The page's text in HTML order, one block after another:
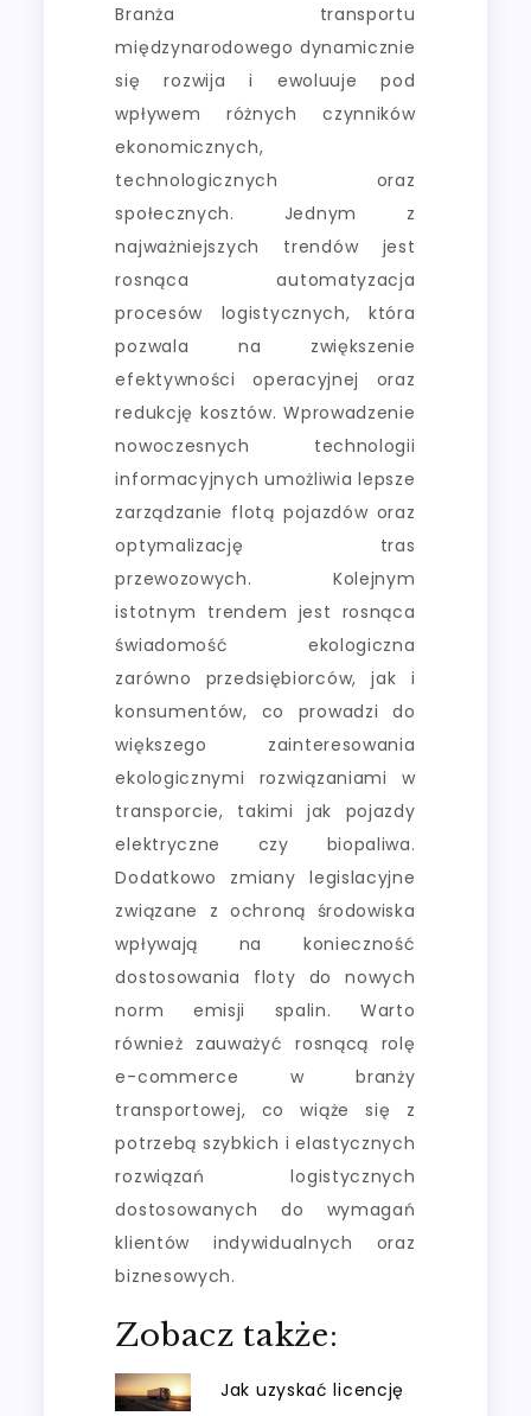
Branża transportu
międzynarodowego dynamicznie
się rozwija i ewoluuje pod
wpływem różnych czynników
ekonomicznych,
technologicznych oraz
społecznych. Jednym z
najważniejszych trendów jest
rosnąca automatyzacja
procesów logistycznych, która
pozwala na zwiększenie
efektywności operacyjnej oraz
redukcję kosztów. Wprowadzenie
nowoczesnych technologii
informacyjnych umożliwia lepsze
zarządzanie flotą pojazdów oraz
optymalizację tras
przewozowych. Kolejnym
istotnym trendem jest rosnąca
świadomość ekologiczna
zarówno przedsiębiorców, jak i
konsumentów, co prowadzi do
większego zainteresowania
ekologicznymi rozwiązaniami w
transporcie, takimi jak pojazdy
elektryczne czy biopaliwa.
Dodatkowo zmiany legislacyjne
związane z ochroną środowiska
wpływają na konieczność
dostosowania floty do nowych
norm emisji spalin. Warto
również zauważyć rosnącą rolę
e-commerce w branży
transportowej, co wiąże się z
potrzebą szybkich i elastycznych
rozwiązań logistycznych
dostosowanych do wymagań
klientów indywidualnych oraz
biznesowych.
Zobacz także:
Jak uzyskać licencję